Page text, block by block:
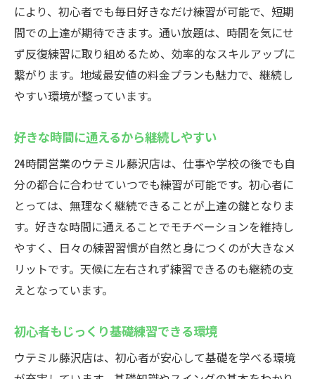
により、初心者でも毎日好きなだけ練習が可能で、短期
間での上達が期待できます。通い放題は、時間を気にせ
ず反復練習に取り組めるため、効率的なスキルアップに
繋がります。地域最安値の料金プランも魅力で、継続し
やすい環境が整っています。
好きな時間に通えるから継続しやすい
24時間営業のウテミル藤沢店は、仕事や学校の後でも自
分の都合に合わせていつでも練習が可能です。初心者に
とっては、無理なく継続できることが上達の鍵となりま
す。好きな時間に通えることでモチベーションを維持し
やすく、日々の練習習慣が自然と身につくのが大きなメ
リットです。天候に左右されず練習できるのも継続の支
えとなっています。
初心者もじっくり基礎練習できる環境
ウテミル藤沢店は、初心者が安心して基礎を学べる環境